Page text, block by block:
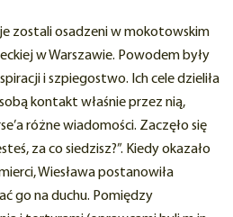
zostali osadzeni w mokotowskim
w Warszawie. Powodem były
i szpiegostwo. Ich cele dzieliła
kontakt właśnie przez nią,
różne wiadomości. Zaczęło się
za co siedzisz?”. Kiedy okazało
Wiesława postanowiła
go na duchu. Pomiędzy